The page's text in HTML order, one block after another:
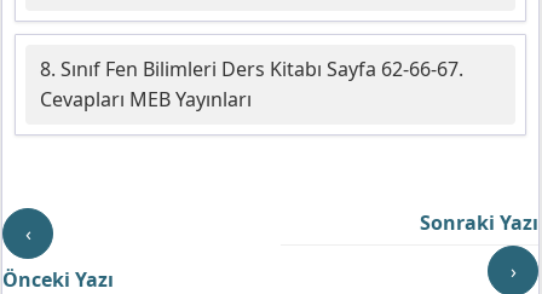
8. Sınıf Fen Bilimleri Ders Kitabı Sayfa 62-66-67.
Cevapları MEB Yayınları
‹
Önceki Yazı
Sonraki Yazı
›